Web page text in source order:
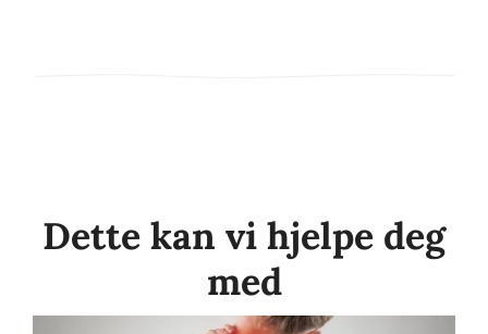
Dette kan vi hjelpe deg
med